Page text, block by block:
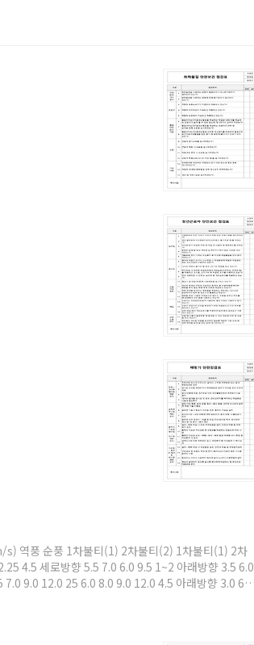
역풍 순풍 1차불티(1) 2차불티(2) 1차불티(1) 2차
4.5 세로방향 5.5 7.0 6.0 9.5 1~2 아래방향 3.5 6.0
9.0 12.0 25 6.0 8.0 9.0 12.0 4.5 아래방향 3.0 6.0